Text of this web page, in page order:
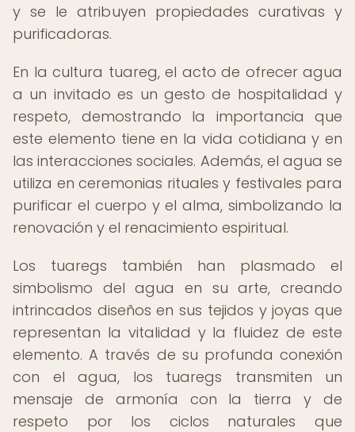
y se le atribuyen propiedades curativas y
purificadoras.
En la cultura tuareg, el acto de ofrecer agua
a un invitado es un gesto de hospitalidad y
respeto, demostrando la importancia que
este elemento tiene en la vida cotidiana y en
las interacciones sociales. Además, el agua se
utiliza en ceremonias rituales y festivales para
purificar el cuerpo y el alma, simbolizando la
renovación y el renacimiento espiritual.
Los tuaregs también han plasmado el
simbolismo del agua en su arte, creando
intrincados diseños en sus tejidos y joyas que
representan la vitalidad y la fluidez de este
elemento. A través de su profunda conexión
con el agua, los tuaregs transmiten un
mensaje de armonía con la tierra y de
respeto por los ciclos naturales que